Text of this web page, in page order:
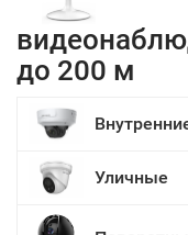
до 200 м
Уличные